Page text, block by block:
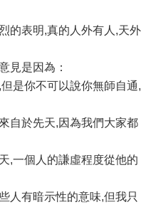
的表明,真的人外有人,天外
見是因為：
是你不可以說你無師自通,
自於先天,因為我們大家都
,一個人的謙虛程度從他的
人有暗示性的意味,但我只